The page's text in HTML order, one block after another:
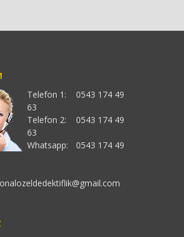
Telefon 1:
0543 174 49
63
Telefon 2:
0543 174 49
63
Whatsapp:
0543 174 49